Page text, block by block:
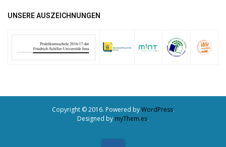
UNSERE AUSZEICHNUNGEN
Copyright © 2016. Powered byWordPress.
Designed by myThem.es.